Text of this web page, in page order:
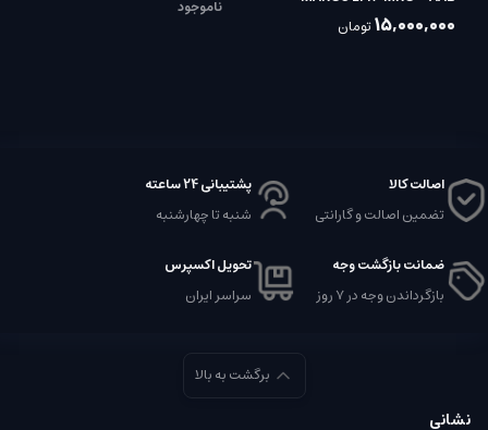
15,000,000تومان
ناموجود
اصالت کالا
تضمین اصالت و گارانتی
پشتیبانی 24 ساعته
شنبه تا چهارشنبه
ضمانت بازگشت وجه
بازگرداندن وجه در ۷ روز
تحویل اکسپرس
سراسر ایران
برگشت به بالا
نشانی